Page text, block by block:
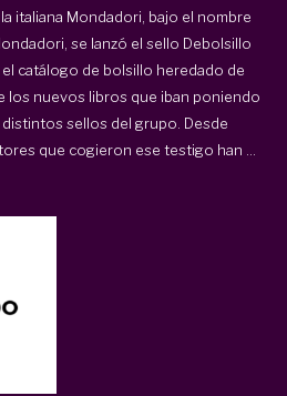
italiana Mondadori, bajo el nombre
se lanzó el sello Debolsillo
catálogo de bolsillo heredado de
los nuevos libros que iban poniendo
sellos del grupo. Desde
que cogieron ese testigo han ...